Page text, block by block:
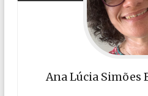
Ana Lúcia Simões